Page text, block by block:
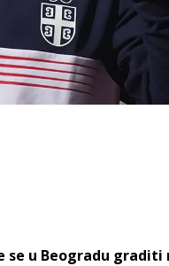
se u Beogradu graditi